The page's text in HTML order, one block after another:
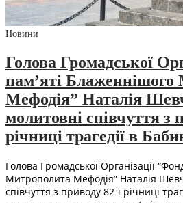
Новини
Голова Громадської
пам’яті
Мефодія” Наталія
молитовні співчуття з
річниці трагедії в
Голова Громадської Організації
Митрополита Мефодія” Наталія
співчуття з приводу 82-ї річниці